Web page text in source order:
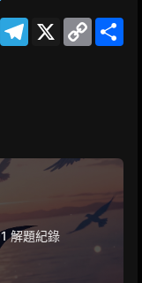
L
X
C
解題紀錄